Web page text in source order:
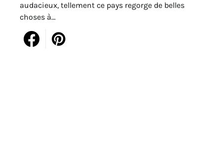
audacieux, tellement ce pays regorge de belles
choses à…